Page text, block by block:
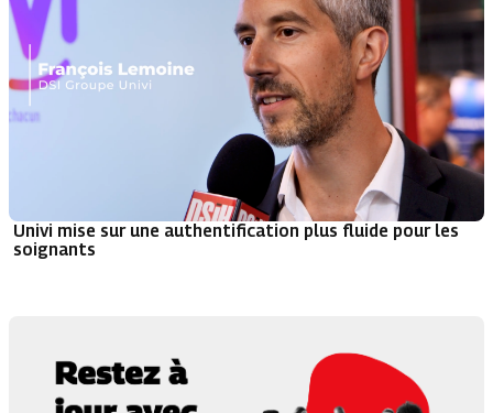
Univi mise sur une authentification plus fluide pour les
soignants